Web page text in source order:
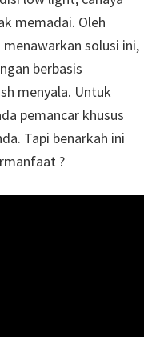
memadai. Oleh
solusi ini,
berbasis
menyala. Untuk
pemancar khusus
Tapi benarkah ini
?